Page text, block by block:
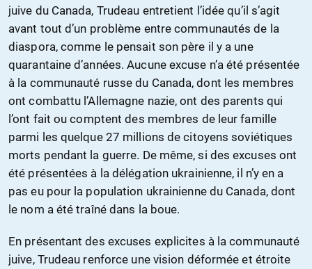
juive du Canada, Trudeau entretient l’idée qu’il s’agit
avant tout d’un problème entre communautés de la
diaspora, comme le pensait son père il y a une
quarantaine d’années. Aucune excuse n’a été présentée
à la communauté russe du Canada, dont les membres
ont combattu l’Allemagne nazie, ont des parents qui
l’ont fait ou comptent des membres de leur famille
parmi les quelque 27 millions de citoyens soviétiques
morts pendant la guerre. De même, si des excuses ont
été présentées à la délégation ukrainienne, il n’y en a
pas eu pour la population ukrainienne du Canada, dont
le nom a été traîné dans la boue.
En présentant des excuses explicites à la communauté
juive, Trudeau renforce une vision déformée et étroite